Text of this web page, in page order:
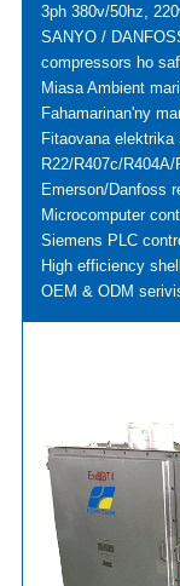
3ph 380v/50hz,
SANYO /
compressors ho
Miasa Ambient
Fahamarinan'ny
Fitaovana elektrika
R22/R407c/
Emerson/Danfoss
Microcomputer
Siemens PLC
High efficiency
OEM & ODM